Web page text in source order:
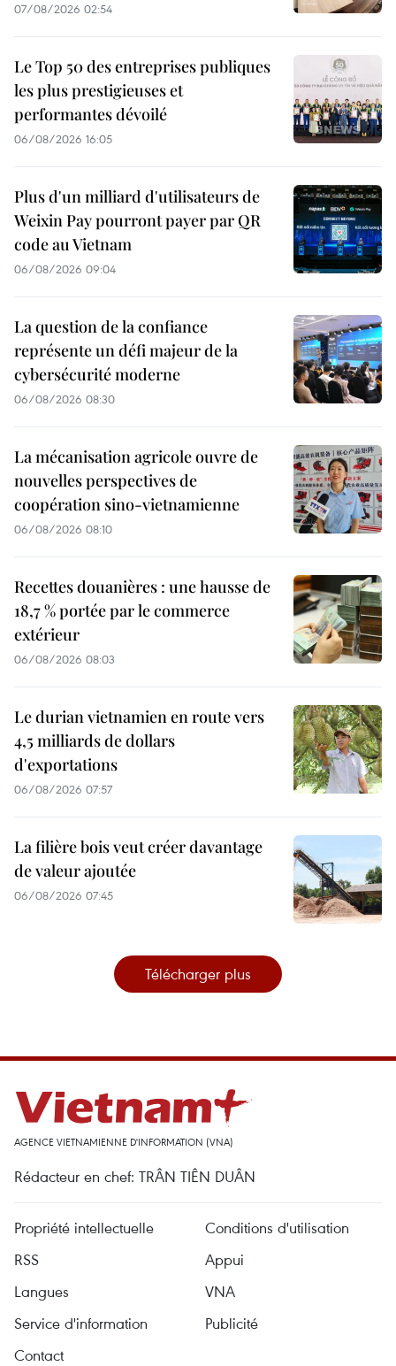
07/08/2026 02:54
Le Top 50 des entreprises publiques
les plus prestigieuses et
performantes dévoilé
06/08/2026 16:05
Plus d'un milliard d'utilisateurs de
Weixin Pay pourront payer par QR
code au Vietnam
06/08/2026 09:04
La question de la confiance
représente un défi majeur de la
cybersécurité moderne
06/08/2026 08:30
La mécanisation agricole ouvre de
nouvelles perspectives de
coopération sino-vietnamienne
06/08/2026 08:10
Recettes douanières : une hausse de
18,7 % portée par le commerce
extérieur
06/08/2026 08:03
Le durian vietnamien en route vers
4,5 milliards de dollars
d'exportations
06/08/2026 07:57
La filière bois veut créer davantage
de valeur ajoutée
06/08/2026 07:45
Télécharger plus
AGENCE VIETNAMIENNE D'INFORMATION (VNA)
Rédacteur en chef: TRÂN TIÊN DUÂN
Propriété intellectuelle
Conditions d'utilisation
RSS
Appui
Langues
VNA
Service d'information
Publicité
Contact